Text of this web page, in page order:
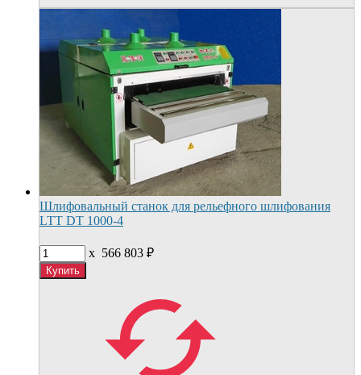
Шлифовальный станок для рельефного шлифования
LTT DT 1000-4
x 566 803 ₽